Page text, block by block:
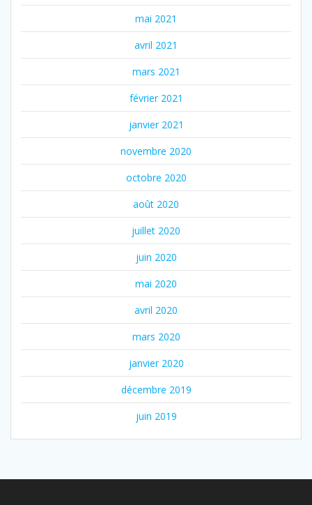
mai 2021
avril 2021
mars 2021
février 2021
janvier 2021
novembre 2020
octobre 2020
août 2020
juillet 2020
juin 2020
mai 2020
avril 2020
mars 2020
janvier 2020
décembre 2019
juin 2019